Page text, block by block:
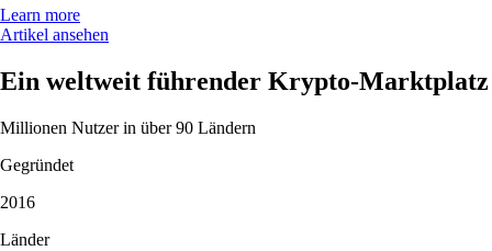
Learn more
Artikel ansehen
Ein weltweit führender Krypto-Marktplatz
Millionen Nutzer in über 90 Ländern
Gegründet
2016
Länder